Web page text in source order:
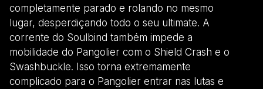
completamente parado e rolando no mesmo
lugar, desperdiçando todo o seu ultimate. A
corrente do Soulbind também impede a
mobilidade do Pangolier com o Shield Crash e o
Swashbuckle. Isso torna extremamente
complicado para o Pangolier entrar nas lutas e